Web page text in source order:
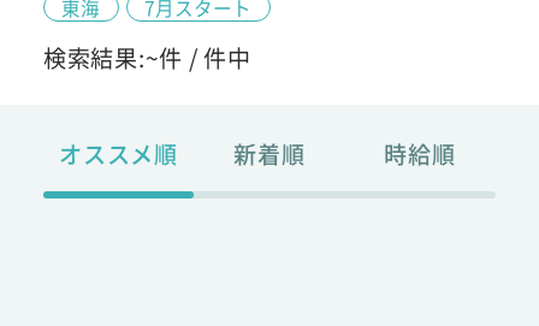
東海 7月スタート
検索結果:~件 /件中
オススメ順 新着順 時給順